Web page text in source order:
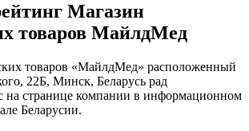
Магазин
товаров МайлдМед
товаров «МайлдМед» расположенный
22Б, Минск, Беларусь рад
на странице компании в информационном
Беларусии.